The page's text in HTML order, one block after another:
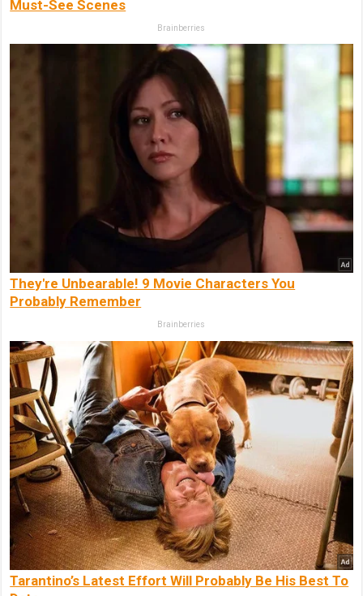
Must-See Scenes
Brainberries
They're Unbearable! 9 Movie Characters You
Probably Remember
Brainberries
Tarantino’s Latest Effort Will Probably Be His Best To